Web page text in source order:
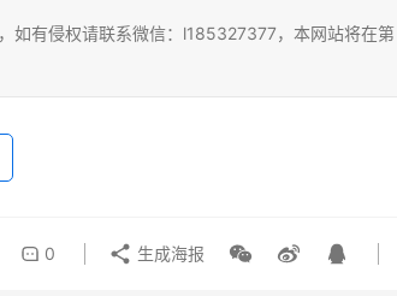
如有侵权请联系微信：l185327377，本网站将在第
0 生成海报